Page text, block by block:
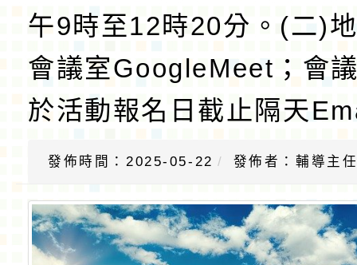
午9時至12時20分。(二)
會議室GoogleMeet；會
於活動報名日截止隔天
發佈時間：2025-05-22 發佈者：輔導主